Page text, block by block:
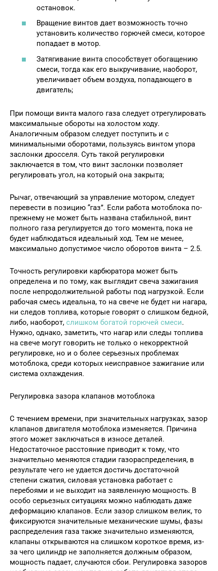
остановок.
Вращение винтов дает возможность точно
установить количество горючей смеси, которое
попадает в мотор.
Затягивание винта способствует обогащению
смеси, тогда как его выкручивание, наоборот,
увеличивает объем воздуха, попадающего в
двигатель;
При помощи винта малого газа следует отрегулировать
максимальные обороты на холостом ходу.
Аналогичным образом следует поступить и с
минимальными оборотами, пользуясь винтом упора
заслонки дросселя. Суть такой регулировки
заключается в том, что винт заслонки позволяет
регулировать угол, на который она закрыта;
Рычаг, отвечающий за управление мотором, следует
перевести в позицию “газ”. Если работа мотоблока по-
прежнему не может быть названа стабильной, винт
полного газа регулируется до того момента, пока не
будет наблюдаться идеальный ход. Тем не менее,
максимально допустимое число оборотов винта – 2.5.
Точность регулировки карбюратора может быть
определена и по тому, как выглядит свеча зажигания
после непродолжительной работы под нагрузкой. Если
рабочая смесь идеальна, то на свече не будет ни нагара,
ни следов топлива, которые говорят о слишком бедной,
либо, наоборот, слишком богатой горючей смеси.
Нужно, однако, заметить, что нагар или следы топлива
на свече могут говорить не только о некорректной
регулировке, но и о более серьезных проблемах
мотоблока, среди которых неисправное зажигание или
система охлаждения.
Регулировка зазора клапанов мотоблока
С течением времени, при значительных нагрузках, зазор
клапанов двигателя мотоблока изменяется. Причина
этого может заключаться в износе деталей.
Недостаточное расстояние приводит к тому, что
значительно меняются стадии газораспределения, в
результате чего не удается достичь достаточной
степени сжатия, силовая установка работает с
перебоями и не выходит на заявленную мощность. В
особо серьезных ситуациях можно наблюдать даже
деформацию клапанов. Если зазор слишком велик, то
фиксируются значительные механические шумы, фазы
распределения газа также значительно изменяются,
клапаны открываются на слишком короткое время, из-
за чего цилиндр не заполняется должным образом,
мощность падает, случаются сбои. Регулировка зазоров